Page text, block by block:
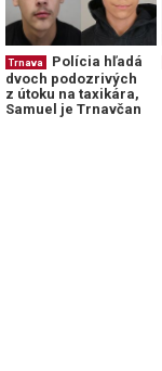
Trnava
Polícia hľadá
dvoch podozrivých
z útoku na taxikára,
Samuel je Trnavčan